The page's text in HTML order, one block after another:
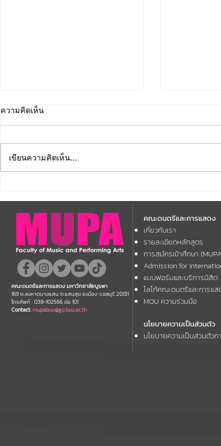
มหาวิทยาลัยบูรพา ขอแสดง
ความยินดี กับคณาจารย์ของ
คณะฯ ที่ได้รับการตอบรับให้นำ
เสนอผลงานวิชาการ ในงาน
ประชุมวิชาการระดับชาติและ
นานาชาติ "ศิลปกรรมวิจัย"
ประจำปี 2569 (FAR 12)
มหาวิทยาลั
โครงการ
11th
Forum
ความคิดเห็น
เขียนความคิดเห็น…
คณะดนตรีและการแสดง
เกี่ยวกับเรา
รายละเอียดหลักสูตร
การสมัครเข้าศึกษา
Admission for
แบบฟอร์มและบริการนิสิต
โลโก้คณะดนตรีและการแส
MOU ความร่วมมือ
นโยบายความเป็นส่วนตัว
นโยบายความเป็นส่วนตัว
คณะดนตรีและการแสดง มหาวิทยาลัยบูรพา
169 ถ.ลงหาดบางแสน ต.แสนสุข อ.เมือง จ.ชลบุรี 20131
โทรศัพท์ : 038-102566 ต่อ 101
Contact:mupabuu@go.buu.ac.th